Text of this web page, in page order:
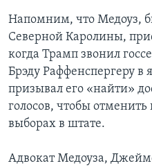
Напомним, что Медоуз,
Северной Каролины,
когда Трамп звонил
Брэду Раффенспергеру в
призывал его «найти»
голосов, чтобы
выборах в штате.
Адвокат Медоуза,